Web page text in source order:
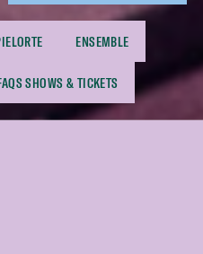
ENSEMBLE
SHOWS & TICKETS